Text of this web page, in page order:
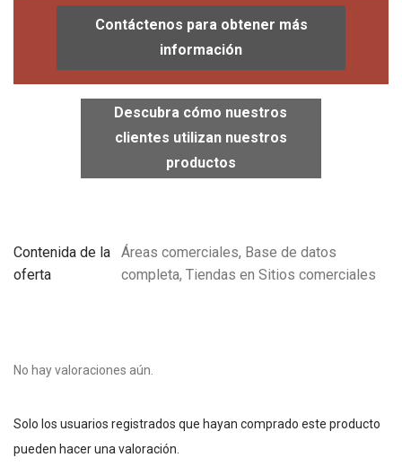
Contáctenos para obtener más
información
Descubra cómo nuestros
clientes utilizan nuestros
productos
Contenida de la
oferta
Áreas comerciales, Base de datos
completa, Tiendas en Sitios comerciales
No hay valoraciones aún.
Solo los usuarios registrados que hayan comprado este producto
pueden hacer una valoración.